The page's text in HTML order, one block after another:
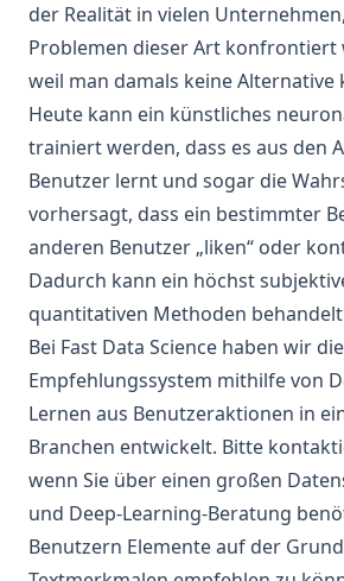
der Realität in vielen
Problemen dieser Art konfrontiert
weil man damals keine Alternative
Heute kann ein künstliches
trainiert werden, dass es aus den
Benutzer lernt und sogar die
vorhersagt, dass ein bestimmter
anderen Benutzer „liken“ oder
Dadurch kann ein höchst
quantitativen Methoden
Bei Fast Data Science haben wir
Empfehlungssystem mithilfe von
Lernen aus Benutzeraktionen in
Branchen entwickelt. Bitte
wenn Sie über einen großen
und Deep-Learning-Beratung
Benutzern Elemente auf der